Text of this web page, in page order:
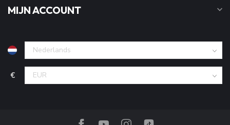
MIJN ACCOUNT
€